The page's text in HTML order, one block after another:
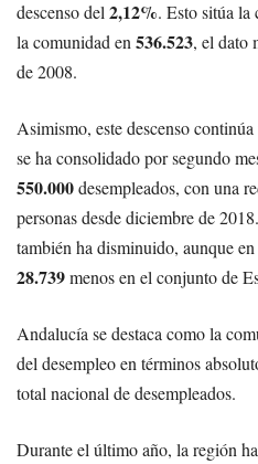
descenso del 2,12%. Esto sitúa la
la comunidad en 536.523, el dato
de 2008.
Asimismo, este descenso
se ha consolidado por segundo
550.000desempleados, con una
personas desde diciembre de
también ha disminuido, aunque
28.739menos en el conjunto de
Andalucía se destaca como la
del desempleo en términos
total nacional de desempleados.
Durante el último año, la región